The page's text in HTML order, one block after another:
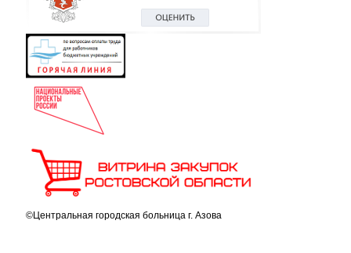
©Центральная городская больница г. Азова